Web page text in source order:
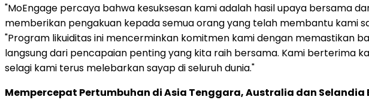
"MoEngage percaya bahwa kesuksesan kami adalah hasil upaya bersama
memberikan pengakuan kepada semua orang yang telah membantu kami
"Program likuiditas ini mencerminkan komitmen kami dengan memastikan
langsung dari pencapaian penting yang kita raih bersama. Kami berterima
selagi kami terus melebarkan sayap di seluruh dunia."
Mempercepat Pertumbuhan diAsia Tenggara,Australia dan Selandia